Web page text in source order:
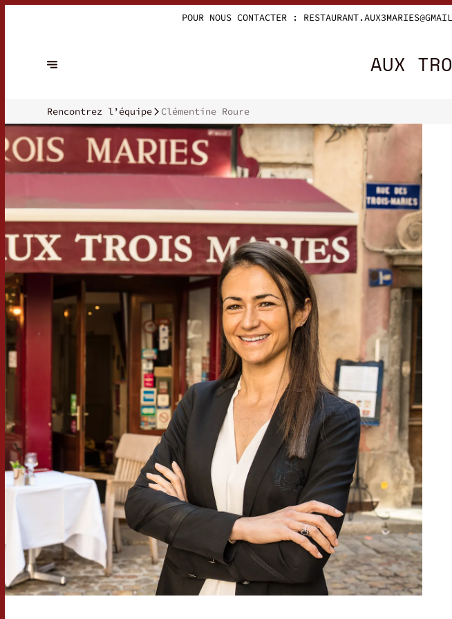
BESOIN D'UNE IDÉE CADEAU? OFFREZ UN BON
AUX
Rencontrez l’équipe Clémentine Roure